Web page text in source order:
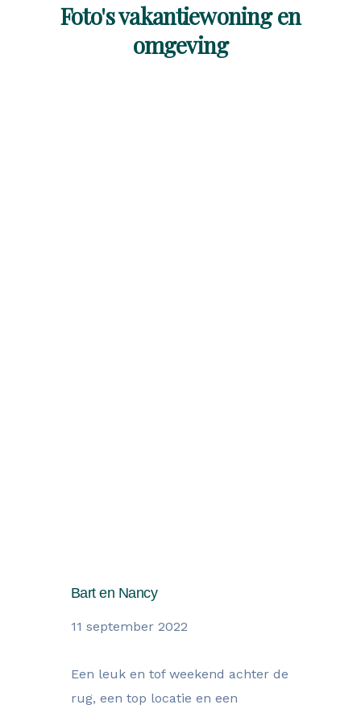
Foto's vakantiewoning en
omgeving
Bart en Nancy
11 september 2022
Een leuk en tof weekend achter de
rug, een top locatie en een